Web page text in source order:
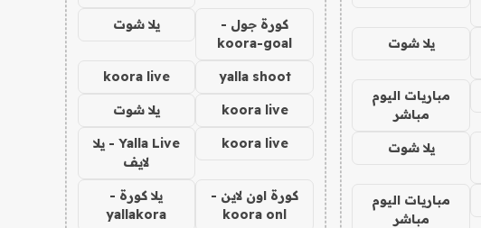
يلا شوت
مباريات اليوم
مباشر
يلا شوت
مباريات اليوم
مباشر
كورة جول -
koora-goal
يلا شوت
yalla shoot
koora live
koora live يلا شوت
koora live
Yalla Live - يلا
لايف
كورة اون لاين -
koora onl
يلا كورة -
yallakora